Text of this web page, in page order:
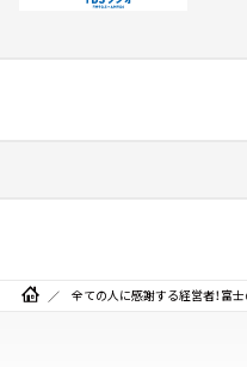
全ての人に感謝する経営者！